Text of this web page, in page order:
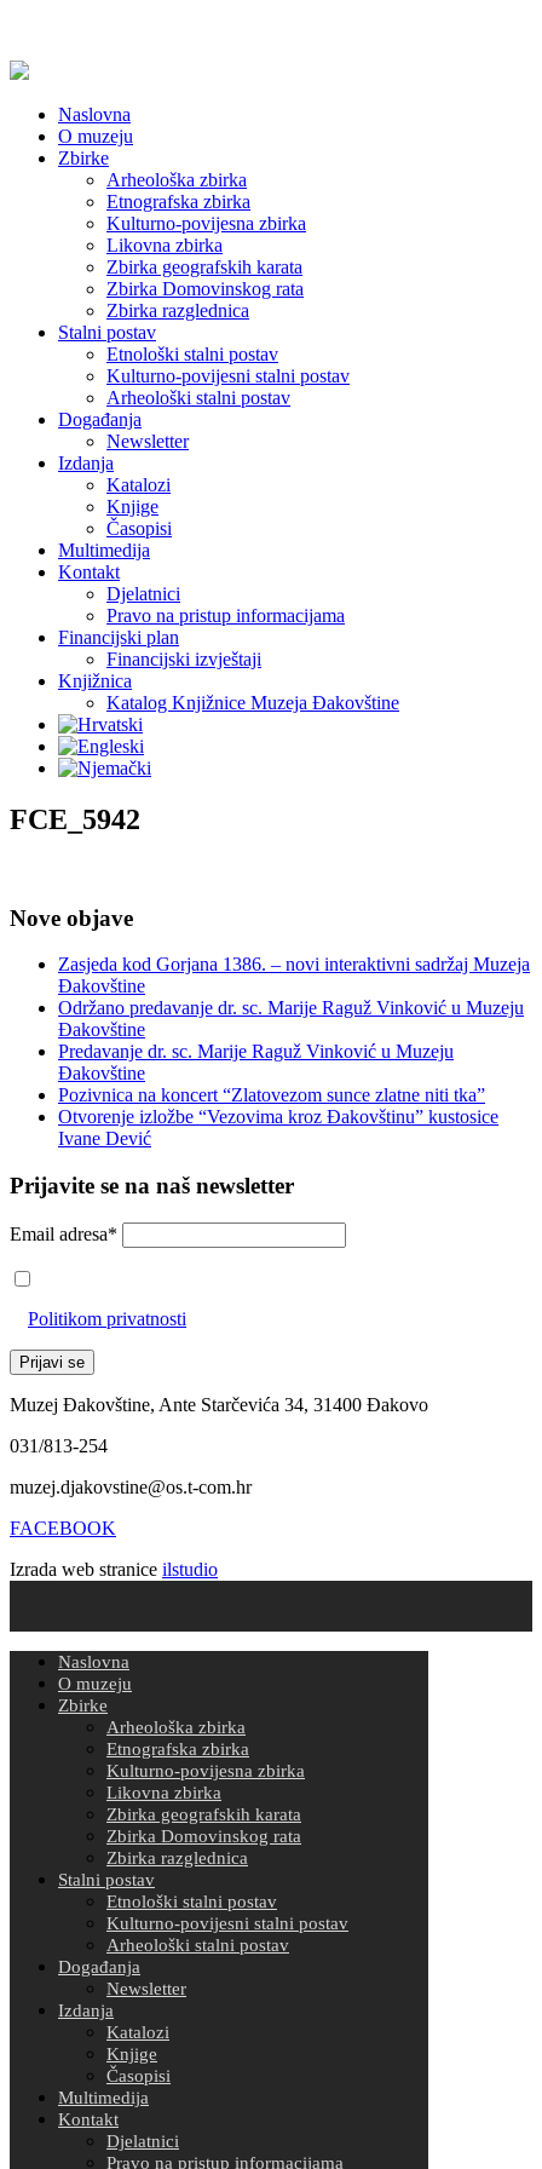
Naslovna
O muzeju
Zbirke
Arheološka zbirka
Etnografska zbirka
Kulturno-povijesna zbirka
Likovna zbirka
Zbirka geografskih karata
Zbirka Domovinskog rata
Zbirka razglednica
Stalni postav
Etnološki stalni postav
Kulturno-povijesni stalni postav
Arheološki stalni postav
Događanja
Newsletter
Izdanja
Katalozi
Knjige
Časopisi
Multimedija
Kontakt
Djelatnici
Pravo na pristup informacijama
Financijski plan
Financijski izvještaji
Knjižnica
Katalog Knjižnice Muzeja Đakovštine
FCE_5942
Nove objave
Zasjeda kod Gorjana 1386. – novi interaktivni sadržaj Muzeja
Đakovštine
Održano predavanje dr. sc. Marije Raguž Vinković u Muzeju
Đakovštine
Predavanje dr. sc. Marije Raguž Vinković u Muzeju
Đakovštine
Pozivnica na koncert “Zlatovezom sunce zlatne niti tka”
Otvorenje izložbe “Vezovima kroz Đakovštinu” kustosice
Ivane Dević
Prijavite se na naš newsletter
Email adresa*
Politikom privatnosti
Muzej Đakovštine, Ante Starčevića 34, 31400 Đakovo
031/813-254
muzej.djakovstine@os.t-com.hr
FACEBOOK
Izrada web stranice ilstudio
Naslovna
O muzeju
Zbirke
Arheološka zbirka
Etnografska zbirka
Kulturno-povijesna zbirka
Likovna zbirka
Zbirka geografskih karata
Zbirka Domovinskog rata
Zbirka razglednica
Stalni postav
Etnološki stalni postav
Kulturno-povijesni stalni postav
Arheološki stalni postav
Događanja
Newsletter
Izdanja
Katalozi
Knjige
Časopisi
Multimedija
Kontakt
Djelatnici
Pravo na pristup informacijama